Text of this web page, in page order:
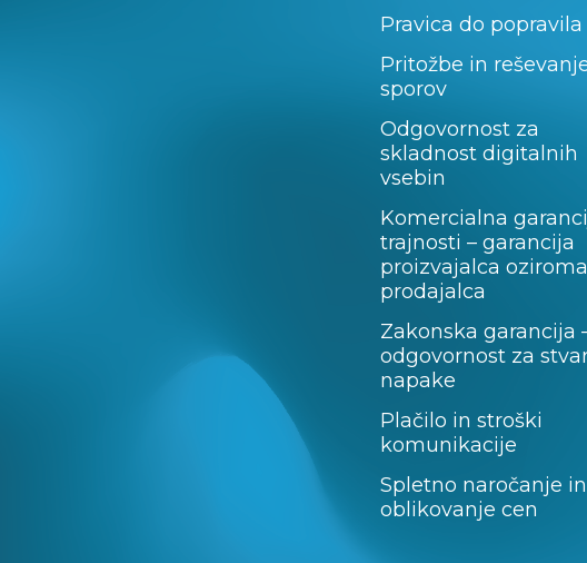
Pravica do popravila
Pritožbe in
sporov
Odgovornost za
skladnost digitalnih
vsebin
Komercialna
trajnosti – garancija
proizvajalca oziroma
prodajalca
Zakonska garancija
odgovornost za
napake
Plačilo in stroški
komunikacije
Spletno naročanje in
oblikovanje cen